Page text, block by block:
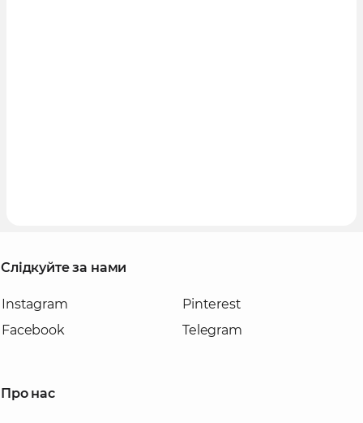
Слідкуйте за нами
Instagram
Facebook
Pinterest
Telegram
Про нас